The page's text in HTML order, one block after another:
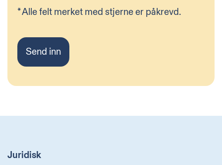
*Alle felt merket med stjerne er påkrevd.
Juridisk